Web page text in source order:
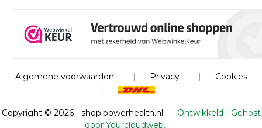
Algemene voorwaarden Privacy
Cookies
Copyright © 2026 - shop.powerhealth.nl
Ontwikkeld | Gehost
door Yourcloudweb.